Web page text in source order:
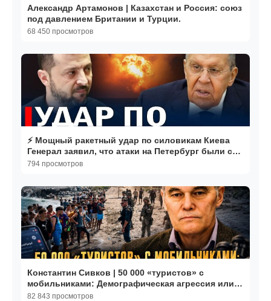
Александр Артамонов | Казахстан и Россия: союз
под давлением Британии и Турции.
68 450 просмотров
⚡️ Мощный ракетный удар по силовикам Киева
Генерал заявил, что атаки на Петербург были с
Балтии
794 просмотров
Константин Сивков | 50 000 «туристов» с
мобильниками: Демографическая агрессия или
месть Нетаньяху
82 843 просмотров